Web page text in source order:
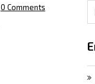
0 Comments